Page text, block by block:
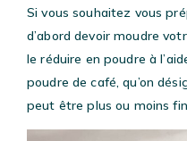
Si vous souhaitez vous
d’abord devoir moudre
le réduire en poudre à
poudre de café, qu’on
peut être plus ou moins